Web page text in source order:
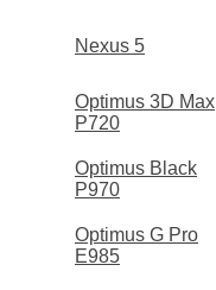
Nexus 5
Optimus 3D Max
P720
Optimus Black
P970
Optimus G Pro
E985